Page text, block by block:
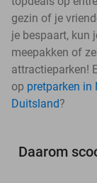
gezin of je
je bespaart, kun
meepakken of
attractieparken!
op pretparken in
Duitsland?
Daarom